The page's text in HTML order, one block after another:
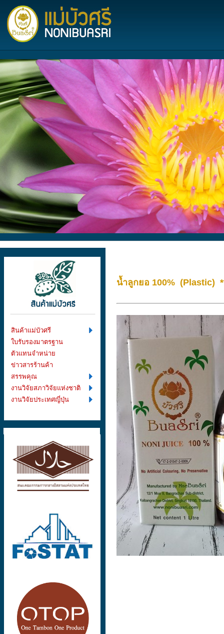
สินค้าแม่บัวศรี
ใบรับรองมาตรฐาน
ตัวแทนจำหน่าย
ข่าวสารร้านค้า
สรรพคุณ
งานวิจัยสภาวิจัยแห่งชาติ
งานวิจัยประเทศญี่ปุ่น
น้ำลูกยอ 100% (Plastic)